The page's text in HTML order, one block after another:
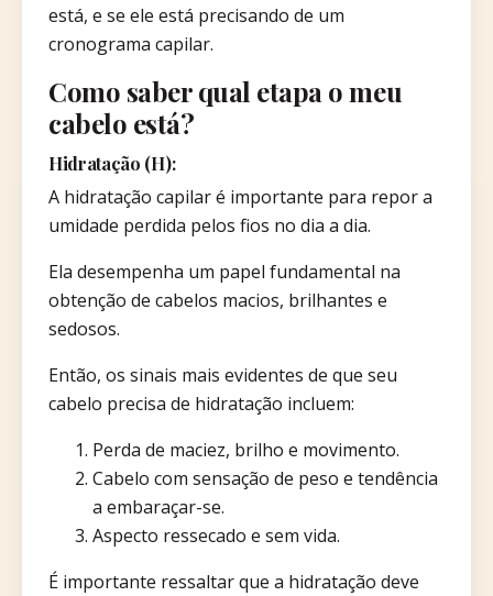
está, e se ele está precisando de um
cronograma capilar.
Como saber qual etapa o meu
cabelo está?
Hidratação (H):
A hidratação capilar é importante para repor a
umidade perdida pelos fios no dia a dia.
Ela desempenha um papel fundamental na
obtenção de cabelos macios, brilhantes e
sedosos.
Então, os sinais mais evidentes de que seu
cabelo precisa de hidratação incluem:
Perda de maciez, brilho e movimento.
Cabelo com sensação de peso e tendência
a embaraçar-se.
Aspecto ressecado e sem vida.
É importante ressaltar que a hidratação deve